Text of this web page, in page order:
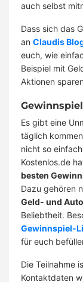
auch selbst
Dass sich das
an Claudis
euch, wie
Beispiel mit
Aktionen
Es gibt eine
täglich
nicht so
Kostenlos.de
besten
Dazu gehören
Geld- und
Beliebtheit.
Gewinnspiel-
für euch
Die Teilnahme
Kontaktdaten